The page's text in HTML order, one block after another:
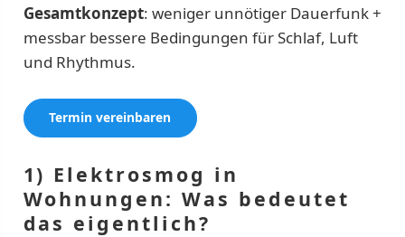
Gesamtkonzept: weniger unnötiger Dauerfunk +
messbar bessere Bedingungen für Schlaf, Luft
und Rhythmus.
Termin vereinbaren
1) Elektrosmog in
Wohnungen: Was bedeutet
das eigentlich?